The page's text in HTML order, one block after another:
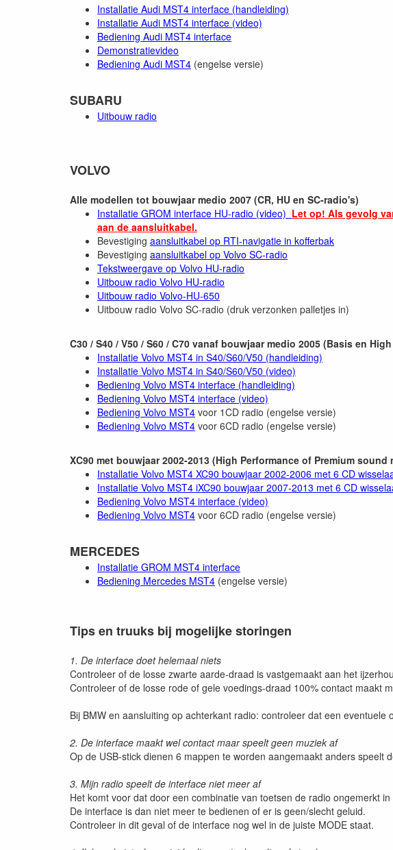
Installatie Audi MST4 interface (handleiding)
Installatie Audi MST4 interface (video)
Bediening Audi MST4 interface
Demonstratievideo
Bediening Audi MST4 (engelse versie)
SUBARU
Uitbouw radio
VOLVO
Alle modellen tot bouwjaar medio 2007 (CR, HU en SC-radio's)
Installatie GROM interface HU-radio (video) Let op! Als gevolg
aan de aansluitkabel.
Bevestiging aansluitkabel op RTI-navigatie in kofferbak
Bevestiging aansluitkabel op Volvo SC-radio
Tekstweergave op Volvo HU-radio
Uitbouw radio Volvo HU-radio
Uitbouw radio Volvo-HU-650
Uitbouw radio Volvo SC-radio (druk verzonken palletjes in)
C30 / S40 / V50 / S60 / C70 vanaf bouwjaar medio 2005 (Basis en
Installatie Volvo MST4 in S40/S60/V50 (handleiding)
Installatie Volvo MST4 in S40/S60/V50 (video)
Bediening Volvo MST4 interface (handleiding)
Bediening Volvo MST4 interface (video)
Bediening Volvo MST4 voor 1CD radio (engelse versie)
Bediening Volvo MST4 voor 6CD radio (engelse versie)
XC90 met bouwjaar 2002-2013 (High Performance of Premium sound
Installatie Volvo MST4 XC90 bouwjaar 2002-2006 met 6 CD
Installatie Volvo MST4 iXC90 bouwjaar 2007-2013 met 6 CD
Bediening Volvo MST4 interface (video)
Bediening Volvo MST4 voor 6CD radio (engelse versie)
MERCEDES
Installatie GROM MST4 interface
Bediening Mercedes MST4 (engelse versie)
Tips en truuks bij mogelijke storingen
1. De interface doet helemaal niets
Controleer of de losse zwarte aarde-draad is vastgemaakt aan het
Controleer of de losse rode of gele voedings-draad 100% contact maakt
Bij BMW en aansluiting op achterkant radio: controleer dat een
2. De interface maakt wel contact maar speelt geen muziek af
Op de USB-stick dienen 6 mappen te worden aangemaakt anders speelt
3. Mijn radio speelt de interface niet meer af
Het komt voor dat door een combinatie van toetsen de radio ongemerkt
De interface is dan niet meer te bedienen of er is geen/slecht geluid.
Controleer in dit geval of de interface nog wel in de juiste MODE staat.